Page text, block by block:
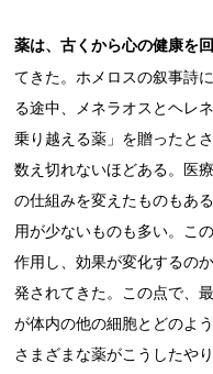
薬は、古くから心の健康を
てきた。ホメロスの叙事詩
る途中、メネラオスとヘレ
乗り越える薬」を贈ったと
数え切れないほどある。医
の仕組みを変えたものもあ
用が少ないものも多い。こ
作用し、効果が変化するの
発されてきた。この点で、
が体内の他の細胞とどのよ
さまざまな薬がこうしたや